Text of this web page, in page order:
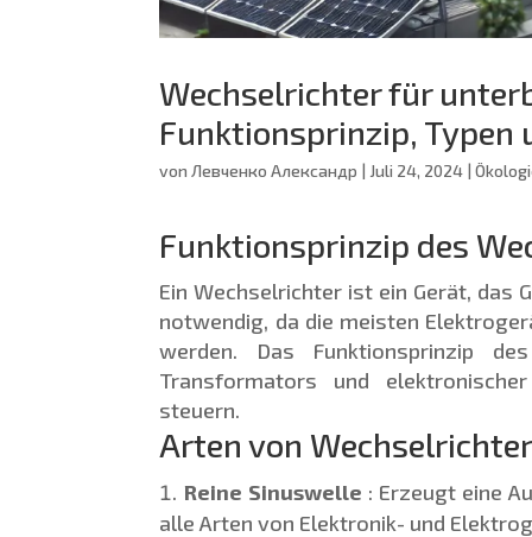
Wechselrichter für
Funktionsprinzip, Typen
vonЛевченко Александр | Juli 24, 2024 |
Funktionsprinzip des
Ein Wechselrichter ist ein Gerät, das
notwendig, da die meisten
werden. Das Funktionsprinzip
Transformators und
steuern.
Arten von
Reine Sinuswelle : Erzeugt eine
alle Arten von Elektronik- und